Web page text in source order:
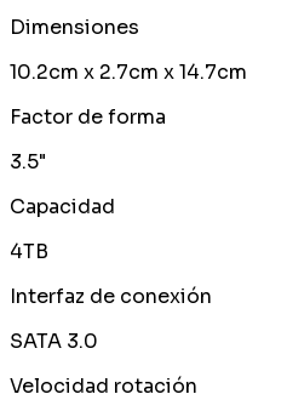
Dimensiones
10.2cm x 2.7cm x 14.7cm
Factor de forma
3.5"
Capacidad
4TB
Interfaz de conexión
SATA 3.0
Velocidad rotación